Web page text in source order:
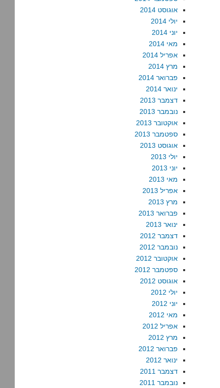
אוגוסט 2014
יולי 2014
יוני 2014
מאי 2014
אפריל 2014
מרץ 2014
פברואר 2014
ינואר 2014
דצמבר 2013
נובמבר 2013
אוקטובר 2013
ספטמבר 2013
אוגוסט 2013
יולי 2013
יוני 2013
מאי 2013
אפריל 2013
מרץ 2013
פברואר 2013
ינואר 2013
דצמבר 2012
נובמבר 2012
אוקטובר 2012
ספטמבר 2012
אוגוסט 2012
יולי 2012
יוני 2012
מאי 2012
אפריל 2012
מרץ 2012
פברואר 2012
ינואר 2012
דצמבר 2011
נובמבר 2011